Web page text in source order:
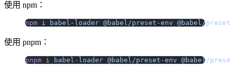
使用 npm：
npm i babel-loader @babel/preset-env @babel/
使用 pnpm：
pnpm i babel-loader @babel/preset-env @babel/